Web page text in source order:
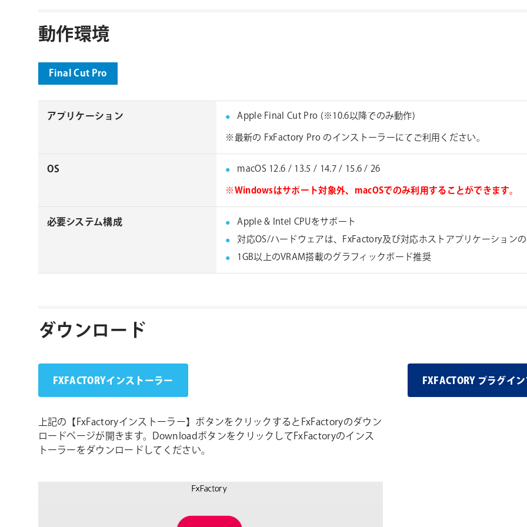
動作環境
Final Cut Pro
アプリケーション
Apple Final Cut Pro (※10.6以降でのみ動作)
※最新の FxFactory Pro のインストーラーにてご利用ください。
OS
macOS 12.6 / 13.5 / 14.7 / 15.6 / 26
※Windowsはサポート対象外、macOSでのみ利用することができます。
必要システム構成
Apple & Intel CPUをサポート
対応OS/ハードウェアは、FxFactory及び対応ホストアプリケーション
1GB以上のVRAM搭載のグラフィックボード推奨
ダウンロード
FXFACTORYインストーラー
上記の【FxFactoryインストーラー】ボタンをクリックするとFxFactoryのダウン
ロードページが開きます。DownloadボタンをクリックしてFxFactoryのインス
トーラーをダウンロードしてください。
FXFACTORY プラグイ